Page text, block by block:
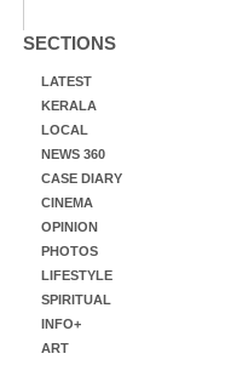
SECTIONS
LATEST
KERALA
LOCAL
NEWS 360
CASE DIARY
CINEMA
OPINION
PHOTOS
LIFESTYLE
SPIRITUAL
INFO+
ART